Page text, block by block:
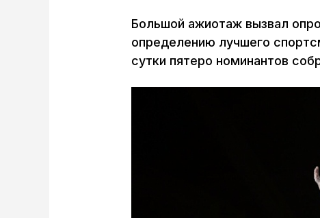
Большой ажиотаж вызвал
определению лучшего
сутки пятеро номинантов